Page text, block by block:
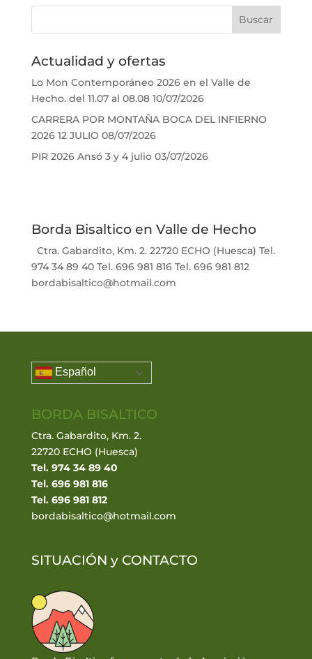
Actualidad y ofertas
Lo Mon Contemporáneo 2026 en el Valle de
Hecho. del 11.07 al 08.08 10/07/2026
CARRERA POR MONTAÑA BOCA DEL INFIERNO
2026 12 JULIO 08/07/2026
PIR 2026 Ansó 3 y 4 julio 03/07/2026
Borda Bisaltico en Valle de Hecho
Ctra. Gabardito, Km. 2. 22720 ECHO (Huesca) Tel.
974 34 89 40 Tel. 696 981 816 Tel. 696 981 812
bordabisaltico@hotmail.com
Español
BORDA BISALTICO
Ctra. Gabardito, Km. 2.
22720 ECHO (Huesca)
Tel. 974 34 89 40
Tel. 696 981 816
Tel. 696 981 812
bordabisaltico@hotmail.com
SITUACIÓN y CONTACTO